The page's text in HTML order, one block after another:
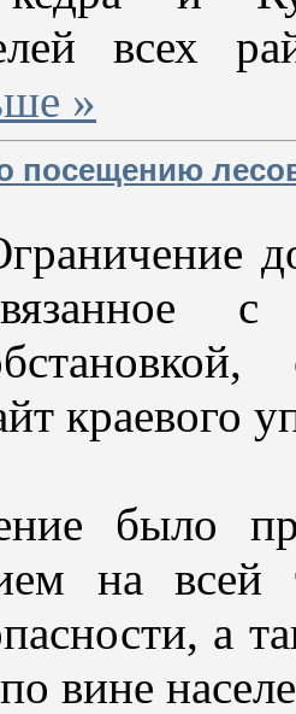
всех
»
посещению
с
краевого
было
на
а
вине